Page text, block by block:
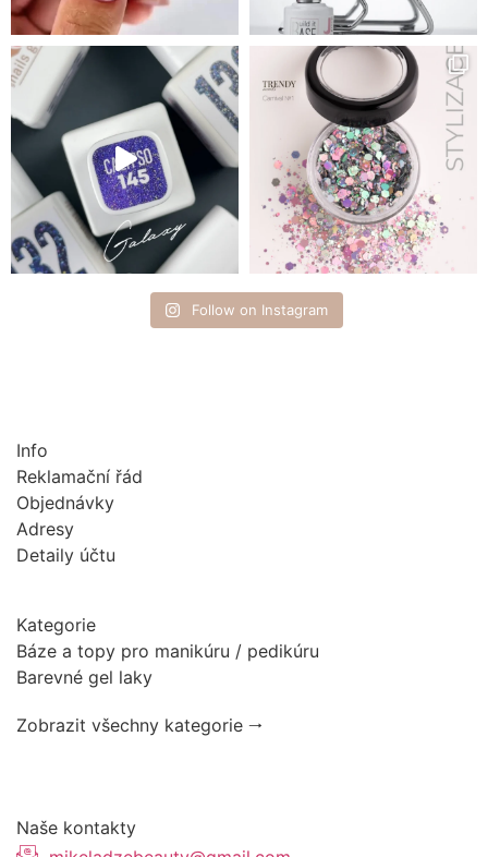
Follow on Instagram
Info
Reklamační řád
Objednávky
Adresy
Detaily účtu
Kategorie
Báze a topy pro manikúru / pedikúru
Barevné gel laky
Zobrazit všechny kategorie 🠂
Naše kontakty